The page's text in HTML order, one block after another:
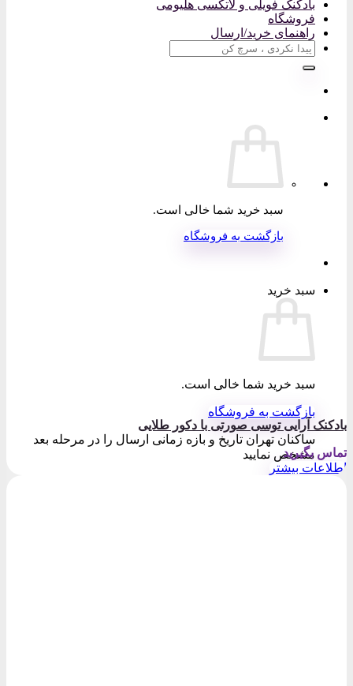
بادکنک فویلی و لاتکسی هلیومی
فروشگاه
راهنمای خرید/ارسال
جستجو
سبد خرید شما خالی است.
بازگشت به فروشگاه
سبد خرید
سبد خرید شما خالی است.
بازگشت به فروشگاه
ساکنان تهران تاریخ و بازه زمانی ارسال را در مرحله بعد
مشخص نمایید
بادکنک آرایی توسی صورتی با دکور طلایی
تماس بگیرید
اطلاعات بیشتر